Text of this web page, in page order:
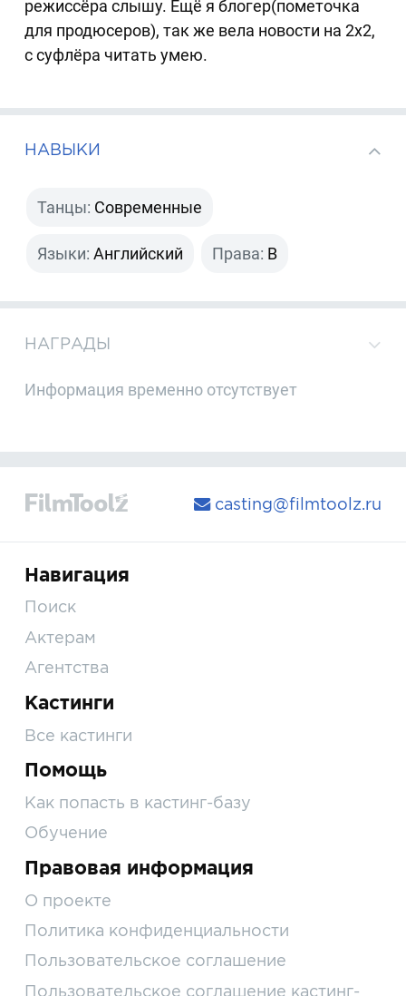
режиссёра слышу. Ещё я блогер(пометочка
для продюсеров), так же вела новости на 2х2,
с суфлёра читать умею.
НАВЫКИ
Танцы: Современные
Языки: Английский Права: B
НАГРАДЫ
Информация временно отсутствует
casting@filmtoolz.ru
Навигация
Поиск
Актерам
Агентства
Кастинги
Все кастинги
Помощь
Как попасть в кастинг-базу
Обучение
Правовая информация
О проекте
Политика конфиденциальности
Пользовательское соглашение
Пользовательское соглашение кастинг-